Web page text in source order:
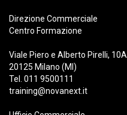
Direzione Commerciale
Centro Formazione
Viale Piero e Alberto Pirelli, 10A
20125 Milano (MI)
Tel. 011 9500111
training@novanext.it